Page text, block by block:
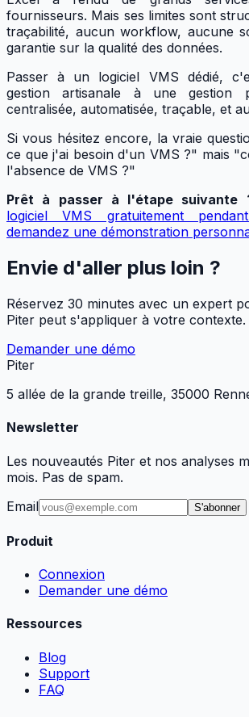
fournisseurs. Mais ses limites sont
traçabilité, aucun workflow, aucune
garantie sur la qualité des données.
Passer à un logiciel VMS dédié,
gestion artisanale à une gestion
centralisée, automatisée, traçable, et
Si vous hésitez encore, la vraie
ce que j'ai besoin d'un VMS ?" mais
l'absence de VMS ?"
Prêt à passer à l'étape suivante
logiciel VMS gratuitement
demandez une démonstration
Envie d'aller plus loin ?
Réservez 30 minutes avec un expert
Piter peut s'appliquer à votre contexte.
Demander une démo
Piter
5 allée de la grande treille, 35000
Newsletter
Les nouveautés Piter et nos analyses
mois. Pas de spam.
Email
S'abonner
Produit
Connexion
Demander une démo
Ressources
Blog
Support
FAQ